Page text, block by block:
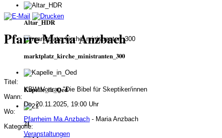
Altar_HDR
marktplatz_kirche_ministranten_300
Kapelle_in_Oed
21
Pfarre Maria Anzbach
Titel:
KBW Vortrag "Die Bibel für Skeptiker/innen
Wann:
Do, 20.11.2025, 19:00 Uhr
Wo:
Pfarrheim Ma.Anzbach - Maria Anzbach
Kategorie:
Veranstaltungen